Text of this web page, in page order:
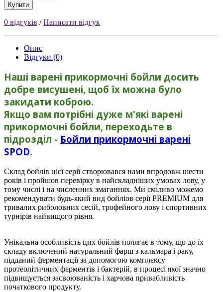
Купити
0 відгуків /Написати відгук
Опис
Відгуки (0)
Наші варені прикормочні бойли досить
добре висушені, щоб їх можна було
закидати коброю.
Якщо вам потрібні дуже м'які варені
прикормочні бойли, переходьте в
підрозділ - Бойли прикормочні варені
SPOD.
Склад бойлiв цієї серії створювався нами впродовж шести
років і пройшов перевірку в найскладніших умовах лову, у
тому числі і на численних змаганнях. Ми сміливо можемо
рекомендувати будь-який вид бойлiов серії PREMIUM для
тривалих риболовних сесій, трофейного лову і спортивних
турнірів найвищого рівня.
Унікальна особливість цих бойлiв полягає в тому, що до їх
складу включений натуральний фарш з кальмара і раку,
підданий ферментації за допомогою комплексу
протеолітичних ферментів і бактерій, в процесі якої значно
підвищується засвоюваність і харчова привабливість
початкового продукту.